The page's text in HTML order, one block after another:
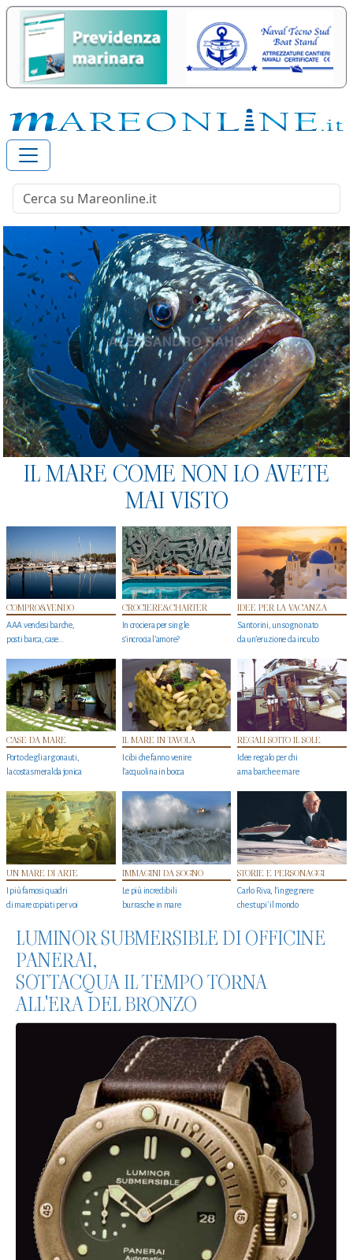
IL MARE COME NON LO AVETE
MAI VISTO
COMPRO&VENDO
AAA vendesi barche,
posti barca, case…
CROCIERE&CHARTER
In crociera per single
s'incrocia l’amore?
IDEE PER LA VACANZA
Santorini, un sogno nato
da un’eruzione da incubo
CASE DA MARE
Porto degli argonauti,
la costa smeralda jonica
IL MARE IN TAVOLA
I cibi che fanno venire
l’acquolina in bocca
REGALI SOTTO IL SOLE
Idee regalo per chi
ama barche e mare
UN MARE DI ARTE
I più famosi quadri
di mare copiati per voi
IMMAGINI DA SOGNO
Le più incredibili
burrasche in mare
STORIE E PERSONAGGI
Carlo Riva, l’ingegnere
che stupi' il mondo
LUMINOR SUBMERSIBLE DI OFFICINE
PANERAI,
SOTTACQUA IL TEMPO TORNA
ALL'ERA DEL BRONZO